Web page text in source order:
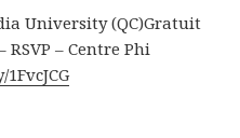
University (QC)Gratuit
RSVP – Centre Phi